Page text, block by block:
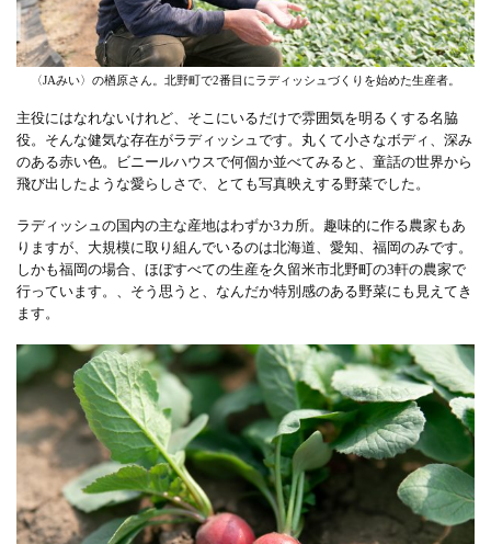
〈JAみい〉の楢原さん。北野町で2番目にラディッシュづくりを始めた生産者。
主役にはなれないけれど、そこにいるだけで雰囲気を明るくする名脇
役。そんな健気な存在がラディッシュです。丸くて小さなボディ、深み
のある赤い色。ビニールハウスで何個か並べてみると、童話の世界から
飛び出したような愛らしさで、とても写真映えする野菜でした。
ラディッシュの国内の主な産地はわずか3カ所。趣味的に作る農家もあ
りますが、大規模に取り組んでいるのは北海道、愛知、福岡のみです。
しかも福岡の場合、ほぼすべての生産を久留米市北野町の3軒の農家で
行っています。、そう思うと、なんだか特別感のある野菜にも見えてき
ます。